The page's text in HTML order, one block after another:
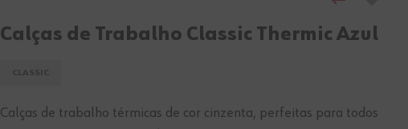
Calças de Trabalho Classic Thermic Azul
Calças de trabalho térmicas de cor cinzenta, perfeitas para todos